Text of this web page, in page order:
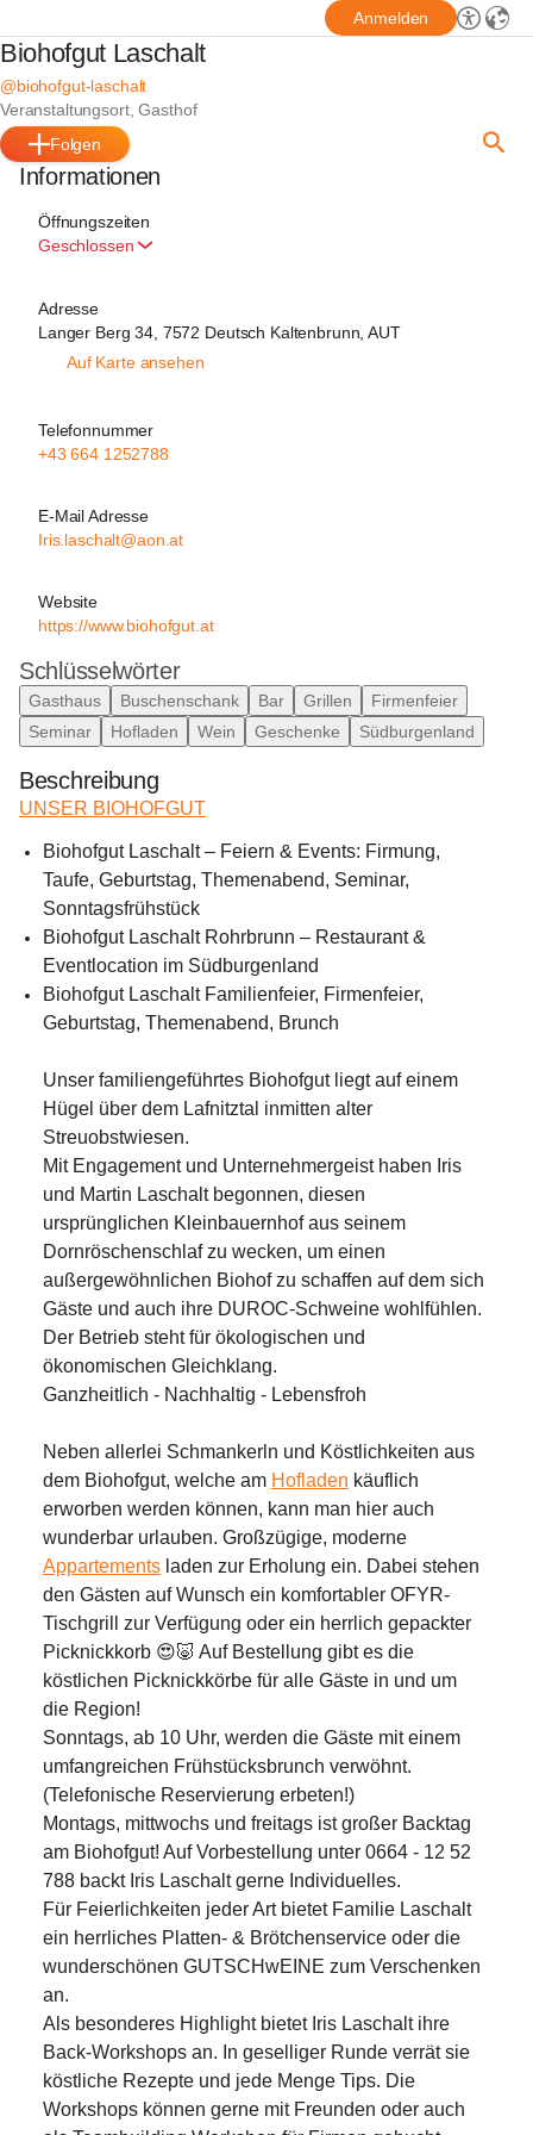
Anmelden
Biohofgut Laschalt
@biohofgut-laschalt
Veranstaltungsort, Gasthof
Folgen
Informationen
Öffnungszeiten
Geschlossen
Adresse
Langer Berg 34, 7572 Deutsch Kaltenbrunn, AUT
Auf Karte ansehen
Telefonnummer
+43 664 1252788
E-Mail Adresse
Iris.laschalt@aon.at
Website
https://www.biohofgut.at
Schlüsselwörter
Gasthaus Buschenschank Bar Grillen
Firmenfeier
Seminar
Hofladen Wein Geschenke Südburgenland
Beschreibung
UNSER BIOHOFGUT
Biohofgut Laschalt – Feiern & Events: Firmung,
Taufe, Geburtstag, Themenabend, Seminar,
Sonntagsfrühstück
Biohofgut Laschalt Rohrbrunn – Restaurant &
Eventlocation im Südburgenland
Biohofgut Laschalt Familienfeier, Firmenfeier,
Geburtstag, Themenabend, Brunch
Unser familiengeführtes Biohofgut liegt auf einem
Hügel über dem Lafnitztal inmitten alter
Streuobstwiesen.
Mit Engagement und Unternehmergeist haben Iris
und Martin Laschalt begonnen, diesen
ursprünglichen Kleinbauernhof aus seinem
Dornröschenschlaf zu wecken, um einen
außergewöhnlichen Biohof zu schaffen auf dem sich
Gäste und auch ihre DUROC-Schweine wohlfühlen.
Der Betrieb steht für ökologischen und
Ganzheitlich - Nachhaltig - Lebensfroh
Neben allerlei Schmankerln und Köstlichkeiten aus
dem Biohofgut, welche am Hofladen käuflich
erworben werden können, kann man hier auch
wunderbar urlauben. Großzügige, moderne
Appartements laden zur Erholung ein. Dabei stehen
den Gästen auf Wunsch ein komfortabler OFYR-
Tischgrill zur Verfügung oder ein herrlich gepackter
Picknickkorb 😍🐷 Auf Bestellung gibt es die
köstlichen Picknickkörbe für alle Gäste in und um
die Region!
Sonntags, ab 10 Uhr, werden die Gäste mit einem
umfangreichen Frühstücksbrunch verwöhnt.
(Telefonische Reservierung erbeten!)
Montags, mittwochs und freitags ist großer Backtag
am Biohofgut! Auf Vorbestellung unter 0664 - 12 52
788 backt Iris Laschalt gerne Individuelles.
Für Feierlichkeiten jeder Art bietet Familie Laschalt
ein herrliches Platten- & Brötchenservice oder die
wunderschönen GUTSCHwEINE zum Verschenken
an.
Als besonderes Highlight bietet Iris Laschalt ihre
Back-Workshops an. In geselliger Runde verrät sie
köstliche Rezepte und jede Menge Tips. Die
Workshops können gerne mit Freunden oder auch